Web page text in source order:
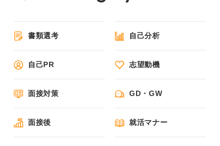
書類選考 自己分析
自己PR 志望動機
面接対策 GD・GW
面接後 就活マナー